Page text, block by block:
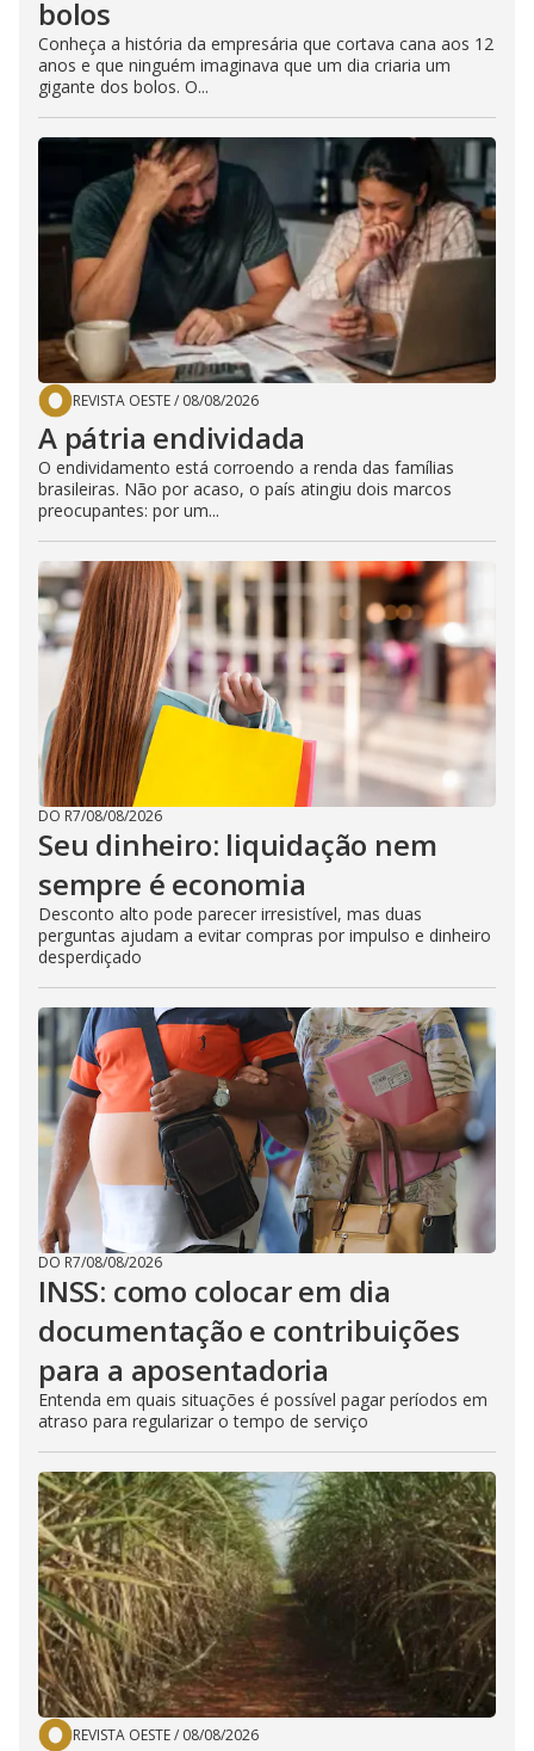
bolos
Conheça a história da empresária que cortava cana aos 12
anos e que ninguém imaginava que um dia criaria um
gigante dos bolos. O...
REVISTA OESTE/ 08/08/2026
A pátria endividada
O endividamento está corroendo a renda das famílias
brasileiras. Não por acaso, o país atingiu dois marcos
preocupantes: por um...
DO R7/08/08/2026
Seu dinheiro: liquidação nem
sempre é economia
Desconto alto pode parecer irresistível, mas duas
perguntas ajudam a evitar compras por impulso e dinheiro
desperdiçado
DO R7/08/08/2026
INSS: como colocar em dia
documentação e contribuições
para a aposentadoria
Entenda em quais situações é possível pagar períodos em
atraso para regularizar o tempo de serviço
REVISTA OESTE/ 08/08/2026